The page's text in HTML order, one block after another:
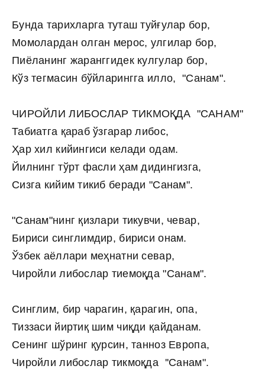
Бунда тарихларга туташ туйғулар бор,
Момолардан олган мерос, улгилар бор,
Пиёланинг жаранггидек кулгулар бор,
Кўз тегмасин бўйларингга илло, "Санам".
ЧИРОЙЛИ ЛИБОСЛАР ТИКМОҚДА "САНАМ"
Табиатга қараб ўзгарар либос,
Ҳар хил кийингиси келади одам.
Йилнинг тўрт фасли ҳам дидингизга,
Сизга кийим тикиб беради "Санам".
"Санам"нинг қизлари тикувчи, чевар,
Бириси синглимдир, бириси онам.
Ўзбек аёллари меҳнатни севар,
Чиройли либослар тиемоқда "Санам".
Синглим, бир чарагин, қарагин, опа,
Тиззаси йиртиқ шим чиқди қайданам.
Сенинг шўринг қурсин, танноз Европа,
Чиройли либослар тикмоқда ''Санам".